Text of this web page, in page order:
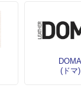
DOMA
(ドマ)